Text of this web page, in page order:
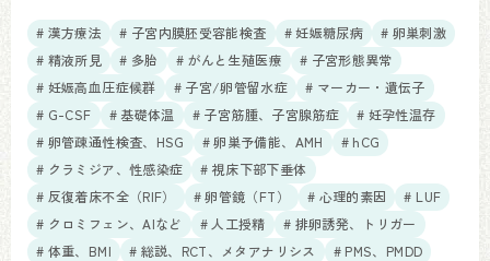
# 漢方療法 # 子宮内膜胚受容能検査 # 妊娠糖尿病
# 卵巣刺激
# 精液所見
# 多胎 # がんと生殖医療
# 子宮形態異常
# 妊娠高血圧症候群
# 子宮/卵管留水症
# マーカー・遺伝子
# G-CSF
# 基礎体温 # 子宮筋腫、子宮腺筋症
# 妊孕性温存
# 卵管疎通性検査、HSG
# 卵巣予備能、AMH
# hCG
# クラミジア、性感染症
# 視床下部下垂体
# 反復着床不全（RIF）
# 卵管鏡（FT） # 心理的素因
# LUF
# クロミフェン、AIなど
# 人工授精
# 排卵誘発、トリガー
# 体重、BMI
# 総説、RCT、メタアナリシス # PMS、PMDD